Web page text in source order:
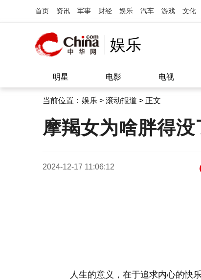
首页 资讯 军事 财经 娱乐 汽车 游戏 文化
娱乐
明星 电影 电视
当前位置： 娱乐 > 滚动报道 > 正文
摩羯女为啥胖得没
2024-12-17 11:06:12
人生的意义，在于追求内心的快